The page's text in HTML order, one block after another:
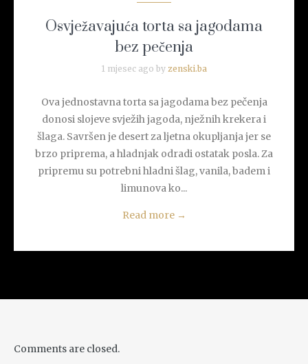
Osvježavajuća torta sa jagodama
bez pečenja
1 mjesec ago by zenski.ba
Ova jednostavna torta sa jagodama bez pečenja
donosi slojeve svježih jagoda, nježnih krekera i
šlaga. Savršen je desert za ljetna okupljanja jer se
brzo priprema, a hladnjak odradi ostatak posla. Za
pripremu su potrebni hladni šlag, vanila, badem i
limunova ko...
Read more →
Comments are closed.